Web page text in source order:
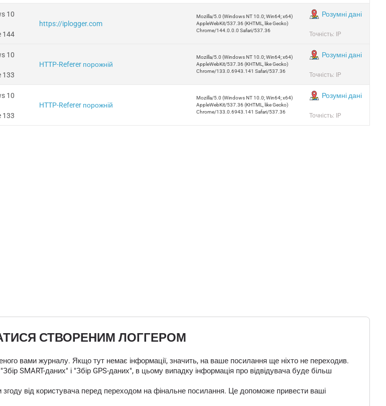
10
144
https://iplogger.com
Mozilla/5.0 (Windows NT 10.0; Win64; x64)
AppleWebKit/537.36 (KHTML, like Gecko)
Chrome/144.0.0.0 Safari/537.36
Розумні дані
Точність: IP
10
133
HTTP-Referer порожній
Mozilla/5.0 (Windows NT 10.0; Win64; x64)
AppleWebKit/537.36 (KHTML, like Gecko)
Chrome/133.0.6943.141 Safari/537.36
Розумні дані
Точність: IP
10
133
HTTP-Referer порожній
Mozilla/5.0 (Windows NT 10.0; Win64; x64)
AppleWebKit/537.36 (KHTML, like Gecko)
Chrome/133.0.6943.141 Safari/537.36
Розумні дані
Точність: IP
СТВОРЕНИМ ЛОГГЕРОМ
вами журналу. Якщо тут немає інформації, значить, на ваше посилання ще ніхто не переходив.
SMART-даних" і "Збір GPS-даних", в цьому випадку інформація про відвідувача буде більш
від користувача перед переходом на фінальне посилання. Це допоможе привести ваші